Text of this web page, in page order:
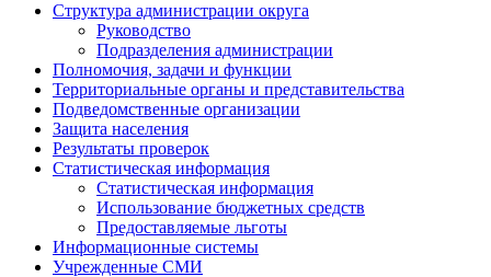
Структура администрации округа
Руководство
Подразделения администрации
Полномочия, задачи и функции
Территориальные органы и представительства
Подведомственные организации
Защита населения
Результаты проверок
Статистическая информация
Статистическая информация
Использование бюджетных средств
Предоставляемые льготы
Информационные системы
Учрежденные СМИ